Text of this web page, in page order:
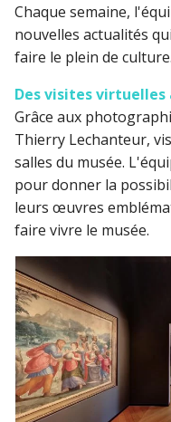
Chaque semaine,
nouvelles actualités
faire le plein de culture.
Des visites virtuelles
Grâce aux
Thierry Lechanteur,
salles du musée.
pour donner la
leurs œuvres
faire vivre le musée.